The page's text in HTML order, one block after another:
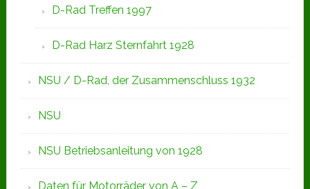
D-Rad Treffen 1997
D-Rad Harz Sternfahrt 1928
NSU / D-Rad, der Zusammenschluss 1932
NSU
NSU Betriebsanleitung von 1928
Daten für Motorräder von A – Z